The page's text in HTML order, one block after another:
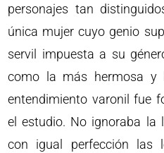
personajes tan
única mujer cuyo genio
servil impuesta a su
como la más hermosa y
entendimiento varonil fue
el estudio. No ignoraba la
con igual perfección las